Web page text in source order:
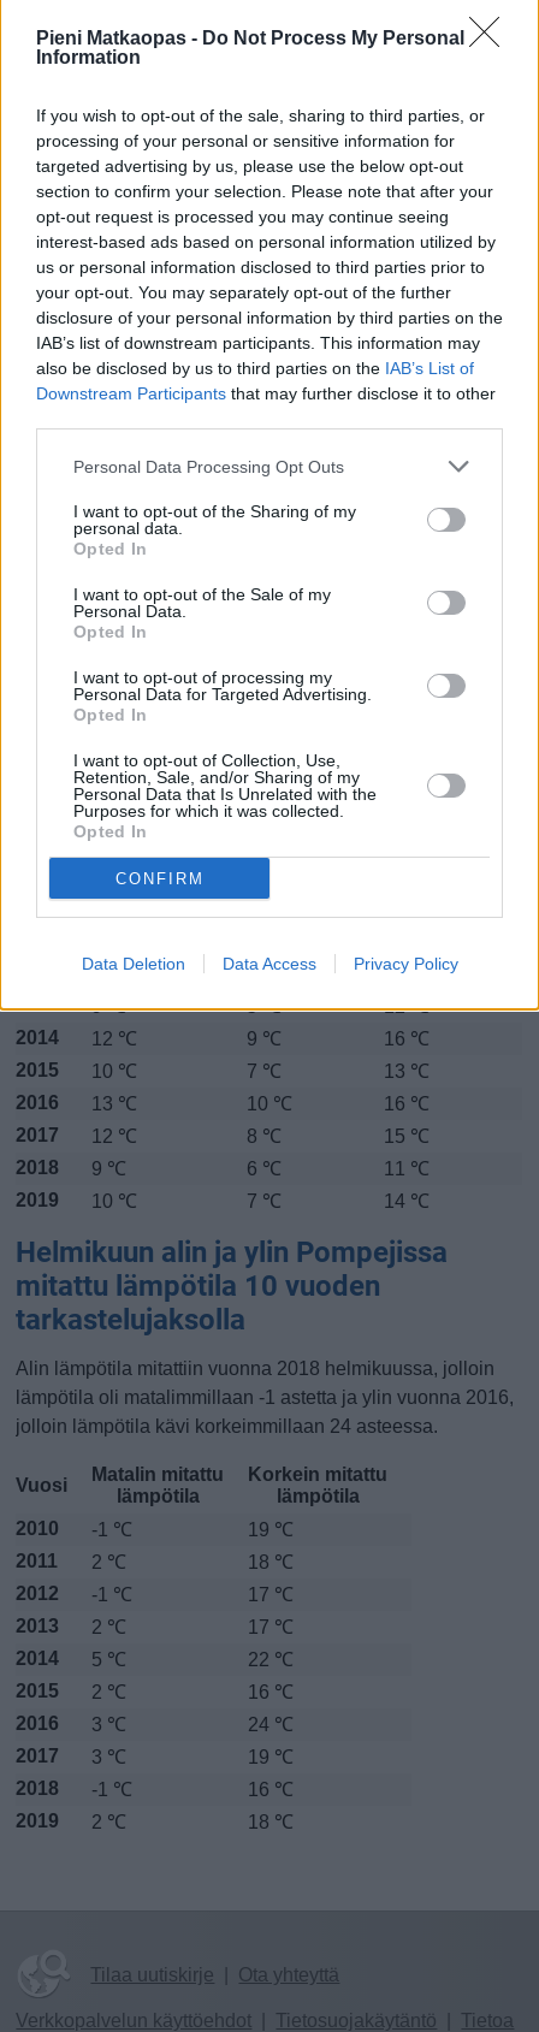
Pieni Matkaopas - Do Not Process My Personal
Information
If you wish to opt-out of the sale, sharing to third parties, or
processing of your personal or sensitive information for
targeted advertising by us, please use the below opt-out
section to confirm your selection. Please note that after your
opt-out request is processed you may continue seeing
interest-based ads based on personal information utilized by
us or personal information disclosed to third parties prior to
your opt-out. You may separately opt-out of the further
disclosure of your personal information by third parties on the
IAB’s list of downstream participants. This information may
also be disclosed by us to third parties on the IAB’s List of
Downstream Participants that may further disclose it to other
Personal Data Processing Opt Outs
I want to opt-out of the Sharing of my
personal data.
Opted In
I want to opt-out of the Sale of my
Personal Data.
Opted In
I want to opt-out of processing my
Personal Data for Targeted Advertising.
Opted In
I want to opt-out of Collection, Use,
Retention, Sale, and/or Sharing of my
Personal Data that Is Unrelated with the
Purposes for which it was collected.
Opted In
CONFIRM
Data Deletion Data Access Privacy Policy
helmikuussa viime vuosina ja vaihteluväli, jolla lämpötila
Hetkellisesti Pompejissa on silti koettu tätäkin kylmempiä ja
lämpimämpiä helmikuisia päiviä. Esimerkiksi vuoden 2018
helmikuussa lämpötila käväisi alimmillaan -1 asteessa ja
toisaalta vuonna 2016 helmikuussa hätyyteltiin eräänä
poikkeuksellisen lämpimänä päivänä 24 asteen lukemia.
Entä muut kuukaudet? Miten lämmintä
Pompejissa on ollut...
Tammikuussa Helmikuussa Maaliskuussa
Heinäkuussa Elokuussa Syyskuussa
Lokakuussa Marraskuussa Joulukuussa
Katso miten paljonPompejissa on satanut helmikuussa
Helmikuun keskilämpötila Pompejissa
10 vuoden tarkastelujaksolla
Mikä on Pompejin tavanomainen lämpötila helmikuussa.
Vuosi
Vuorokauden
keskilämpötila
lämpötila
lämpötila
7 ℃ 4 ℃
10 ℃
2013
9 ℃ 5 ℃
12 ℃
2014
12 ℃ 9 ℃
16 ℃
2015
10 ℃ 7 ℃
13 ℃
2016
13 ℃ 10 ℃
16 ℃
2017
12 ℃ 8 ℃
15 ℃
2018
9 ℃ 6 ℃
11 ℃
2019
10 ℃ 7 ℃ 14 ℃
Helmikuun alin ja ylin Pompejissa
mitattu lämpötila 10 vuoden
tarkastelujaksolla
Alin lämpötila mitattiin vuonna 2018 helmikuussa, jolloin
lämpötila oli matalimmillaan -1 astetta ja ylin vuonna 2016,
jolloin lämpötila kävi korkeimmillaan 24 asteessa.
Vuosi
Matalin mitattu
lämpötila
Korkein mitattu
lämpötila
2010
-1 ℃
19 ℃
2011
2 ℃
18 ℃
2012
-1 ℃
17 ℃
2013
2 ℃
17 ℃
2014
5 ℃
22 ℃
2015
2 ℃
16 ℃
2016
3 ℃
24 ℃
2017
3 ℃
19 ℃
2018
-1 ℃
16 ℃
2019
2 ℃ 18 ℃
Tilaa uutiskirje Ota yhteyttä
Verkkopalvelun käyttöehdot Tietosuojakäytäntö Tietoa